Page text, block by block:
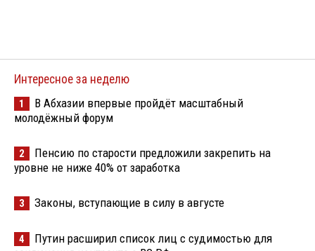
Интересное за неделю
1
В Абхазии впервые пройдёт масштабный
молодёжный форум
2
Пенсию по старости предложили закрепить на
уровне не ниже 40% от заработка
3 Законы, вступающие в силу в августе
4
Путин расширил список лиц с судимостью для